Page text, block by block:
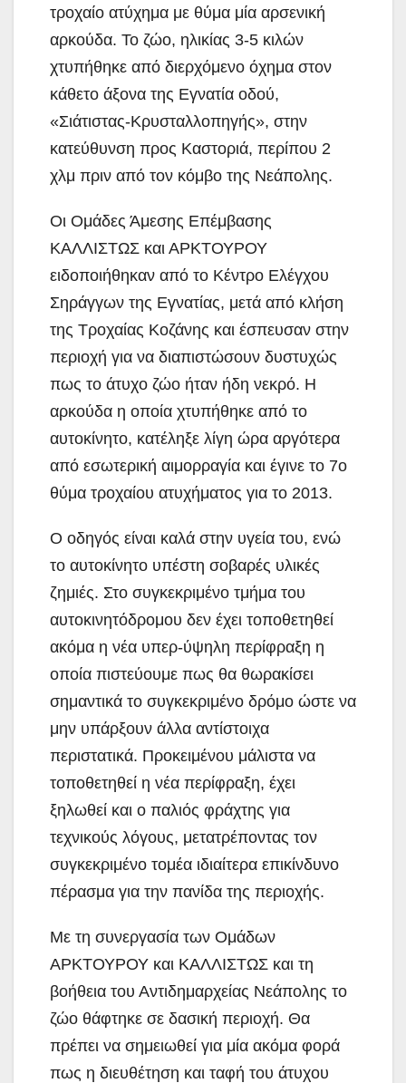
τροχαίο ατύχημα με θύμα μία αρσενική
αρκούδα. Το ζώο, ηλικίας 3-5 κιλών
χτυπήθηκε από διερχόμενο όχημα στον
κάθετο άξονα της Εγνατία οδού,
«Σιάτιστας-Κρυσταλλοπηγής», στην
κατεύθυνση προς Καστοριά, περίπου 2
χλμ πριν από τον κόμβο της Νεάπολης.
Οι Ομάδες Άμεσης Επέμβασης
ΚΑΛΛΙΣΤΩΣ και ΑΡΚΤΟΥΡΟΥ
ειδοποιήθηκαν από το Κέντρο Ελέγχου
Σηράγγων της Εγνατίας, μετά από κλήση
της Τροχαίας Κοζάνης και έσπευσαν στην
περιοχή για να διαπιστώσουν δυστυχώς
πως το άτυχο ζώο ήταν ήδη νεκρό. Η
αρκούδα η οποία χτυπήθηκε από το
αυτοκίνητο, κατέληξε λίγη ώρα αργότερα
από εσωτερική αιμορραγία και έγινε το 7ο
θύμα τροχαίου ατυχήματος για το 2013.
Ο οδηγός είναι καλά στην υγεία του, ενώ
το αυτοκίνητο υπέστη σοβαρές υλικές
ζημιές. Στο συγκεκριμένο τμήμα του
αυτοκινητόδρομου δεν έχει τοποθετηθεί
ακόμα η νέα υπερ-ύψηλη περίφραξη η
οποία πιστεύουμε πως θα θωρακίσει
σημαντικά το συγκεκριμένο δρόμο ώστε να
μην υπάρξουν άλλα αντίστοιχα
περιστατικά. Προκειμένου μάλιστα να
τοποθετηθεί η νέα περίφραξη, έχει
ξηλωθεί και ο παλιός φράχτης για
τεχνικούς λόγους, μετατρέποντας τον
συγκεκριμένο τομέα ιδιαίτερα επικίνδυνο
πέρασμα για την πανίδα της περιοχής.
Με τη συνεργασία των Ομάδων
ΑΡΚΤΟΥΡΟΥ και ΚΑΛΛΙΣΤΩΣ και τη
βοήθεια του Αντιδημαρχείας Νεάπολης το
ζώο θάφτηκε σε δασική περιοχή. Θα
πρέπει να σημειωθεί για μία ακόμα φορά
πως η διευθέτηση και ταφή του άτυχου